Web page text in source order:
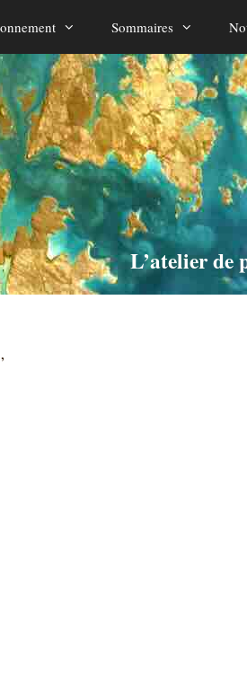
Sommaires
L’atelier de